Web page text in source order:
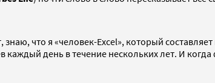
что я «человек-Excel», который
день в течение нескольких лет. И когда